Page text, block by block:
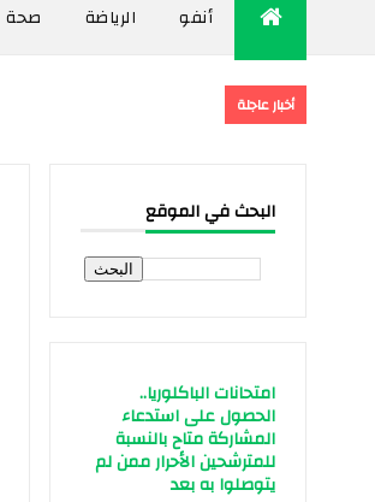
أنفو الرياضة صحة
أخبار عاجلة
البحث في الموقع
امتحانات الباكلوريا..
الحصول على استدعاء
المشاركة متاح بالنسبة
للمترشحين الأحرار ممن لم
يتوصلوا به بعد